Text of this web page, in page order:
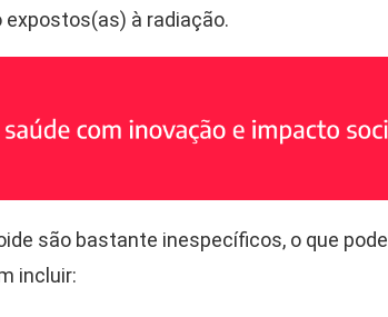
à radiação.
são bastante inespecíficos, o que pode
incluir: